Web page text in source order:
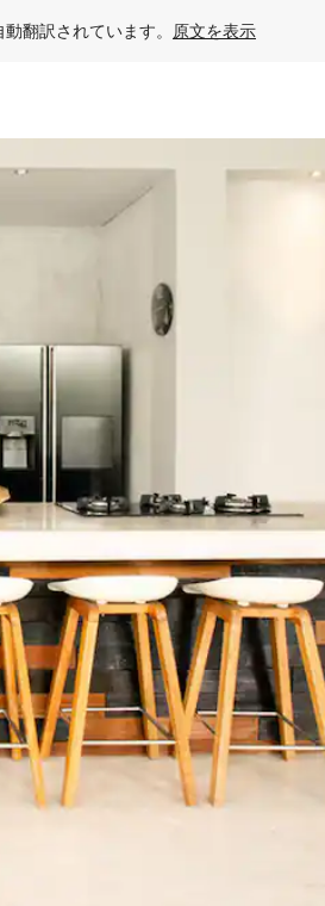
翻訳されています。 原文を表示
はスワイプして検索結果を確認するこ